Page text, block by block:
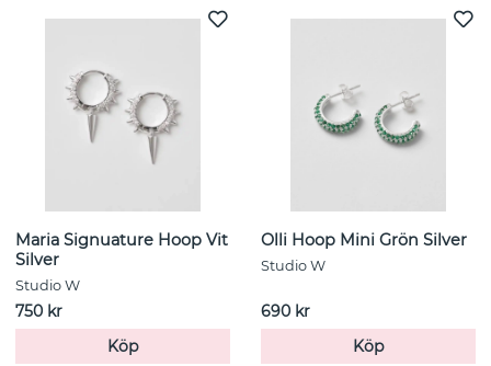
Maria Signuature Hoop Vit
Silver
Studio W
750 kr
Köp
Olli Hoop Mini Grön Silver
Studio W
690 kr
Köp